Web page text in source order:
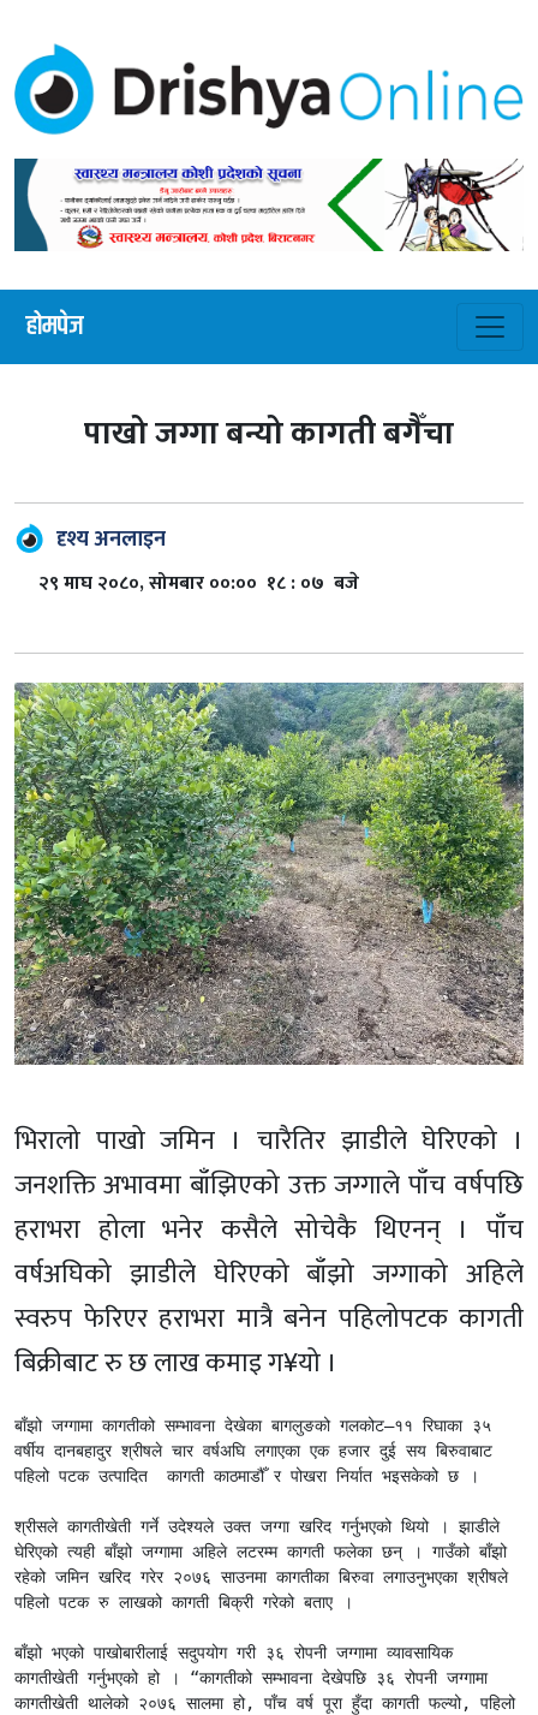
होमपेज
पाखो जग्गा बन्यो कागती बगैँचा
दृश्य अनलाइन
२९ माघ २०८०, सोमबार ००:०० १८ : ०७ बजे
भिरालो पाखो जमिन । चारैतिर झाडीले घेरिएको ।
जनशक्ति अभावमा बाँझिएको उक्त जग्गाले पाँच वर्षपछि
हराभरा होला भनेर कसैले सोचेकै थिएनन् । पाँच
वर्षअघिको झाडीले घेरिएको बाँझो जग्गाको अहिले
स्वरुप फेरिएर हराभरा मात्रै बनेन पहिलोपटक कागती
बिक्रीबाट रु छ लाख कमाइ ग¥यो ।
बाँझो जग्गामा कागतीको सम्भावना देखेका बागलुङको गलकोट–११ रिघाका ३५
वर्षीय दानबहादुर श्रीषले चार वर्षअघि लगाएका एक हजार दुई सय बिरुवाबाट
पहिलो पटक उत्पादित  कागती काठमाडौँ र पोखरा निर्यात भइसकेको छ ।
श्रीसले कागतीखेती गर्ने उदेश्यले उक्त जग्गा खरिद गर्नुभएको थियो । झाडीले
घेरिएको त्यही बाँझो जग्गामा अहिले लटरम्म कागती फलेका छन् । गाउँको बाँझो
रहेको जमिन खरिद गरेर २०७६ साउनमा कागतीका बिरुवा लगाउनुभएका श्रीषले
पहिलो पटक रु लाखको कागती बिक्री गरेको बताए ।
बाँझो भएको पाखोबारीलाई सदुपयोग गरी ३६ रोपनी जग्गामा व्यावसायिक
कागतीखेती गर्नुभएको हो । “कागतीको सम्भावना देखेपछि ३६ रोपनी जग्गामा
कागतीखेती थालेको २०७६ सालमा हो, पाँच वर्ष पूरा हुँदा कागती फल्यो, पहिलो